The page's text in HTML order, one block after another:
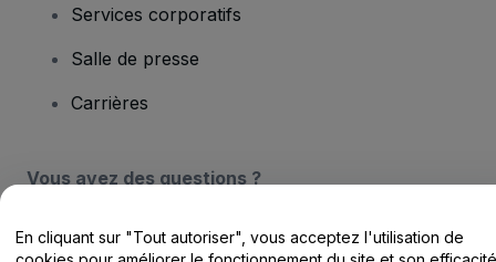
Services corporatifs
Salle de presse
Carrières
Vous avez des questions ?
Centre d'assistance / Nous contacter
En cliquant sur "Tout autoriser", vous acceptez l'utilisation de